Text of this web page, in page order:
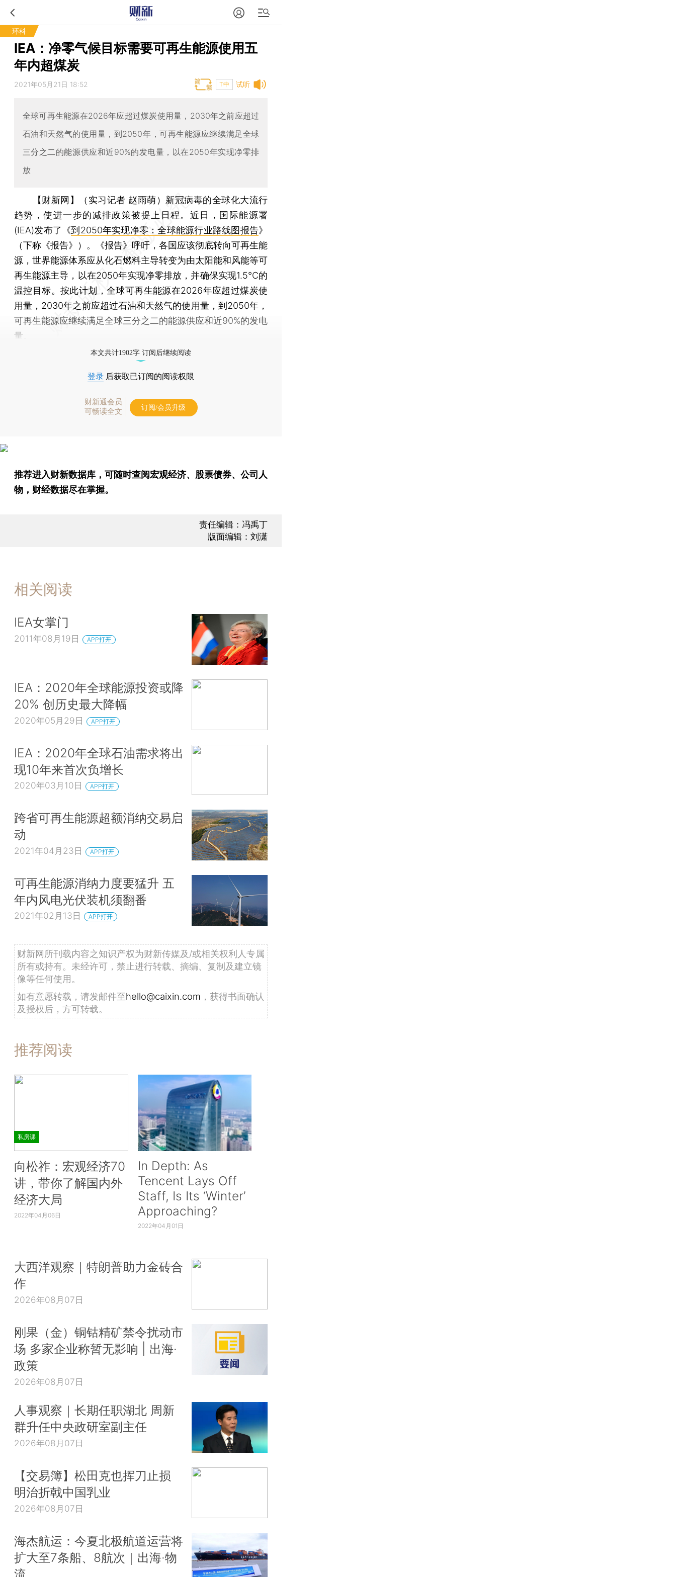
环科
IEA：净零气候目标需要可再生能源使用五
年内超煤炭
试听
2021年05月21日 18:52 T中
全球可再生能源在2026年应超过煤炭使用量，2030年之前应超过
石油和天然气的使用量，到2050年，可再生能源应继续满足全球
三分之二的能源供应和近90%的发电量，以在2050年实现净零排
放
【财新网】（实习记者 赵雨萌） 新冠病毒的全球化大流行
趋势，使进一步的减排政策被提上日程。近日，国际能源署
(IEA)发布了《到2050年实现净零：全球能源行业路线图报告》
（下称《报告》）。《报告》呼吁，各国应该彻底转向可再生能
源，世界能源体系应从化石燃料主导转变为由太阳能和风能等可
再生能源主导，以在2050年实现净零排放，并确保实现1.5℃的
温控目标。按此计划，全球可再生能源在2026年应超过煤炭使
用量，2030年之前应超过石油和天然气的使用量，到2050年，
可再生能源应继续满足全球三分之二的能源供应和近90%的发电
量。
本文共计1902字 订阅后继续阅读
登录 后获取已订阅的阅读权限
财新通会员
可畅读全文
订阅/会员升级
推荐进入财新数据库 ，可随时查阅宏观经济、股票债券、公司人
物，财经数据尽在掌握。
责任编辑：冯禹丁
版面编辑：刘潇
相关阅读
IEA女掌门
2011年08月19日 APP打开
IEA：2020年全球能源投资或降
20% 创历史最大降幅
2020年05月29日 APP打开
IEA：2020年全球石油需求将出
现10年来首次负增长
2020年03月10日 APP打开
跨省可再生能源超额消纳交易启
动
2021年04月23日 APP打开
可再生能源消纳力度要猛升 五
年内风电光伏装机须翻番
2021年02月13日 APP打开
财新网所刊载内容之知识产权为财新传媒及/或相关权利人专属
所有或持有。未经许可，禁止进行转载、摘编、复制及建立镜
像等任何使用。
如有意愿转载，请发邮件至hello@caixin.com ，获得书面确认
及授权后，方可转载。
推荐阅读
私房课
向松祚：宏观经济70
讲，带你了解国内外
经济大局
2022年04月06日
In Depth: As
Tencent Lays Off
Staff, Is Its ‘Winter’
Approaching?
2022年04月01日
大西洋观察｜特朗普助力金砖合
作
2026年08月07日
刚果（金）铜钴精矿禁令扰动市
场 多家企业称暂无影响 | 出海·
政策
2026年08月07日
人事观察｜长期任职湖北 周新
群升任中央政研室副主任
2026年08月07日
【交易簿】松田克也挥刀止损
明治折戟中国乳业
2026年08月07日
海杰航运：今夏北极航道运营将
扩大至7条船、8航次｜出海·物
流